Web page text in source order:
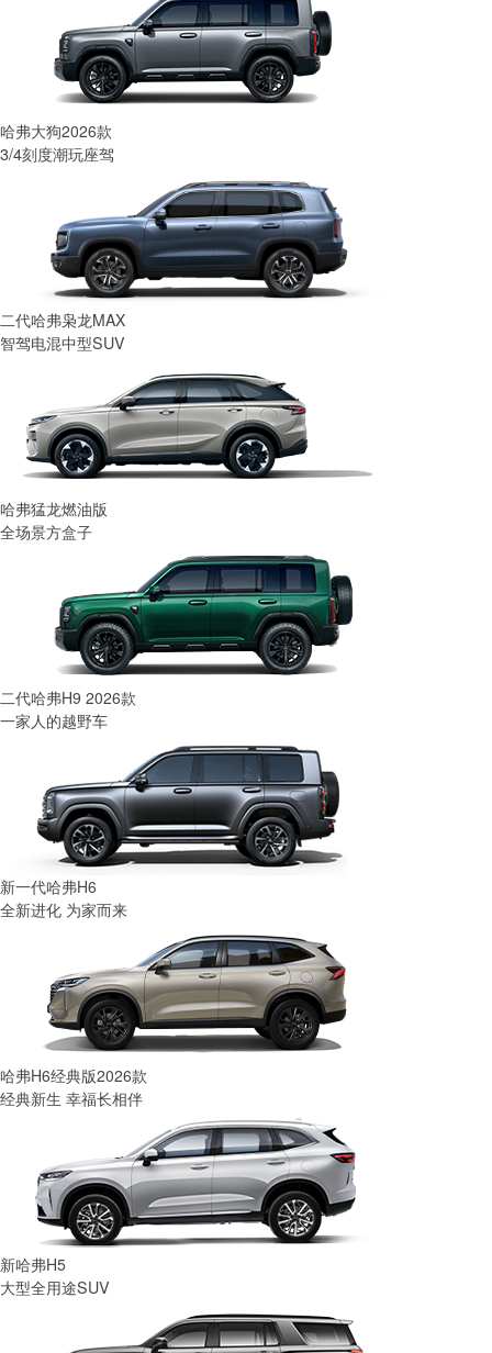
哈弗大狗2026款
3/4刻度潮玩座驾
二代哈弗枭龙MAX
智驾电混中型SUV
哈弗猛龙燃油版
全场景方盒子
二代哈弗H9 2026款
一家人的越野车
新一代哈弗H6
全新进化 为家而来
哈弗H6经典版2026款
经典新生 幸福长相伴
新哈弗H5
大型全用途SUV